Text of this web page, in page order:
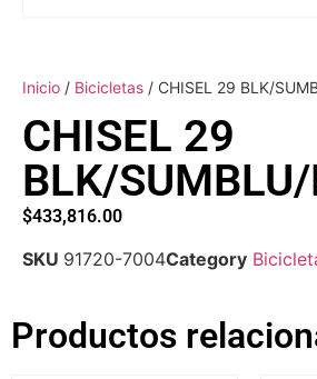
Inicio / Bicicletas / CHISEL 29 BLK/
CHISEL 29
BLK/
$433,816.00
SKU 91720-7004Category
Productos